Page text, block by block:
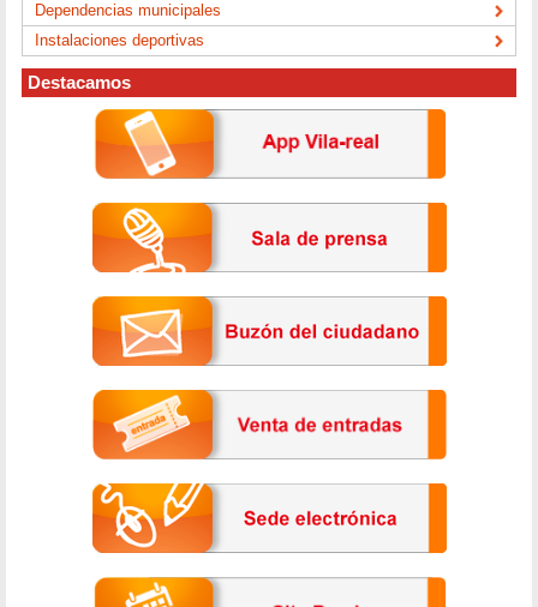
Dependencias municipales
Instalaciones deportivas
Destacamos